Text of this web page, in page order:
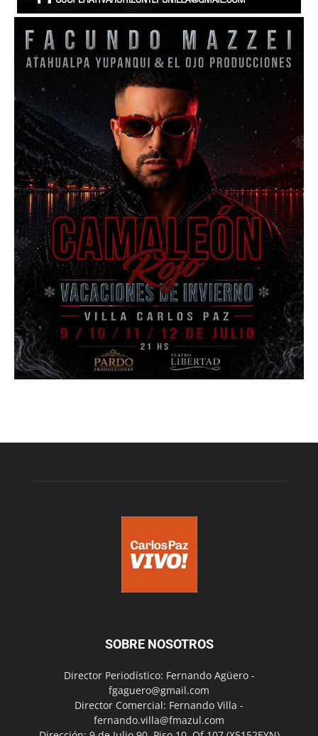
SOBRE NOSOTROS
Director Periodístico: Fernando Agüero -
fgaguero@gmail.com
Director Comercial: Fernando Villa -
fernando.villa@fmazul.com